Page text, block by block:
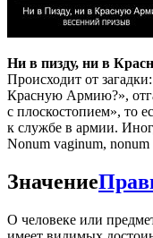
Ни в пизду, ни в
Происходит от
Красную Армию?»,
с плоскостопием», то
к службе в армии.
Nonum vaginum,
Значение
О человеке или